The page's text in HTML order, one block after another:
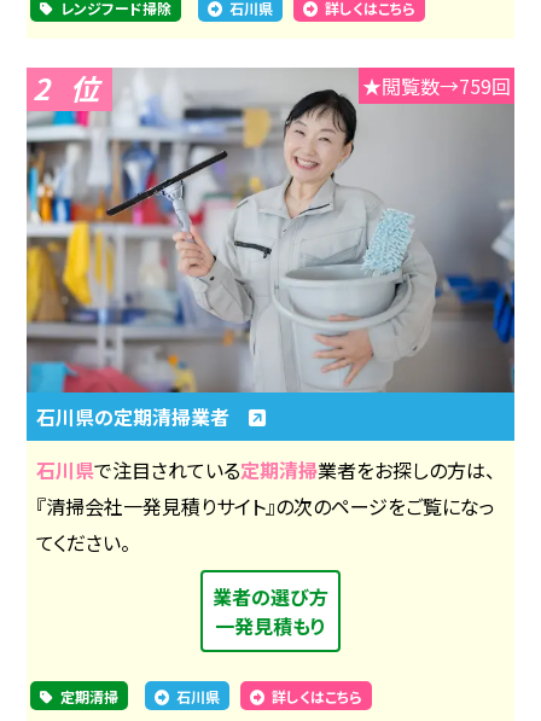
レンジフード掃除 石川県 詳しくはこちら
2 ★閲覧数→759回
石川県の定期清掃業者
石川県で注目されている定期清掃業者をお探しの方は、
『清掃会社一発見積りサイト』の次のページをご覧になっ
てください。
業者の選び方
一発見積もり
定期清掃 石川県 詳しくはこちら